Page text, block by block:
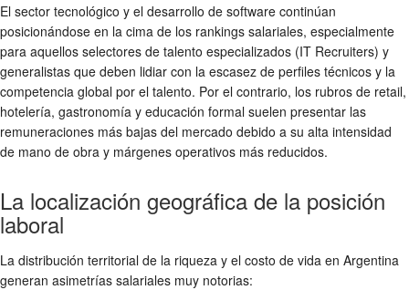
El sector tecnológico y el desarrollo de software continúan
posicionándose en la cima de los rankings salariales, especialmente
para aquellos selectores de talento especializados (IT Recruiters) y
generalistas que deben lidiar con la escasez de perfiles técnicos y la
competencia global por el talento. Por el contrario, los rubros de retail,
hotelería, gastronomía y educación formal suelen presentar las
remuneraciones más bajas del mercado debido a su alta intensidad
de mano de obra y márgenes operativos más reducidos.
La localización geográfica de la posición
laboral
La distribución territorial de la riqueza y el costo de vida en Argentina
generan asimetrías salariales muy notorias: